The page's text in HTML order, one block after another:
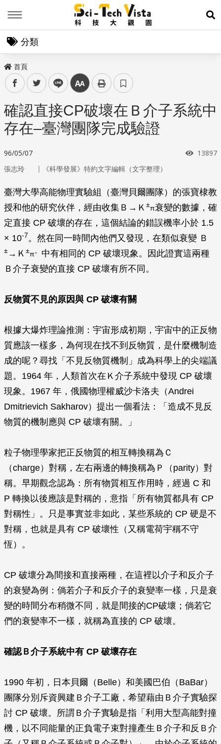
展
分類
首頁
facebooktwitter line 中
確認直接CP破壞在Ｂ介子系統中
存在–臺灣團隊完成驗證
96/05/07 瀏覽次
13897
張志玲 ｜ 《科學發展》特約文字編輯（文字整理）
臺灣大學高能物理實驗組（臺灣貝爾團隊）的張寶棣教
授和他的研究伙伴，經由收集Ｂ→Ｋ ±π衰變的數據，確
定直接 CP 破壞的存在，這個結論的錯誤機率小於 1.5
× 10-7。然在同一時間內他們又發現，在類似衰變 Ｂ
± →Ｋ ±π。 中有相同的 CP 破壞現象。因此證實這兩種
Ｂ介子衰變的直接 CP 破壞有所不同。
反物質不見的原因與 CP 破壞有關
根據大爆炸理論推測：宇宙形成初期，宇宙中的正反物
質應該一樣多，為何現在找不到反物質，是什麼機制造
成的呢？尋找「不見反物質機制」成為科學上的尖端議
題。1964 年，人類首次在Ｋ介子系統中發現 CP 破壞
現象。1967 年，俄國物理權威沙卡洛夫（Andrei
Dmitrievich Sakharov）提出一個看法：「造成不見反
物質的機制應與 CP 破壞有關。」
粒子物理學家把正反物質的相互轉換稱為Ｃ
（charge）對稱，左右兩邊的轉換稱為Ｐ（parity）對
稱。早期觀念認為：所有物質相互作用時，經過 C 和
P 轉換以後應該是對稱的，意指「所有物質都具有 CP
對稱性」。只是事實並非如此，某些系統的 CP 硬是不
對稱，也就是具有 CP 破壞性（又稱電荷宇稱不守
恆）。
CP 破壞分為間接和直接兩種，在這裡以介子和反介子
的衰變為例：倘若介子和反介子的衰變率一樣，只是衰
變的時間分布稍微不同，就是間接的CP破壞；倘若它
們的衰變率不一樣，就稱為直接的 CP 破壞。
確認Ｂ介子系統中有 CP 破壞存在
1990 年初，日本貝爾（Belle）和美國巴伯（BaBar）
團隊分別斥資興建Ｂ介子工廠，希望藉由Ｂ介子實驗探
討 CP 破壞。所謂Ｂ介子實驗是指「利用大型高能對撞
機，以不同能量的正負電子束對撞產生Ｂ介子和反Ｂ介